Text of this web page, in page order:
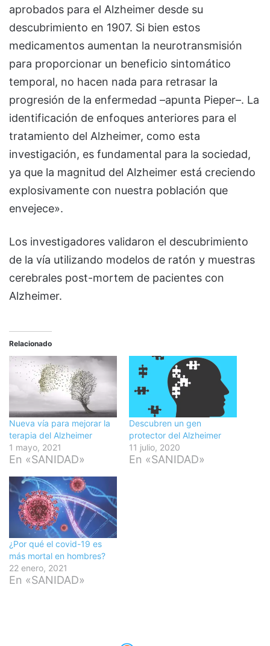
aprobados para el Alzheimer desde su
descubrimiento en 1907. Si bien estos
medicamentos aumentan la neurotransmisión
para proporcionar un beneficio sintomático
temporal, no hacen nada para retrasar la
progresión de la enfermedad –apunta Pieper–. La
identificación de enfoques anteriores para el
tratamiento del Alzheimer, como esta
investigación, es fundamental para la sociedad,
ya que la magnitud del Alzheimer está creciendo
explosivamente con nuestra población que
envejece».
Los investigadores validaron el descubrimiento
de la vía utilizando modelos de ratón y muestras
cerebrales post-mortem de pacientes con
Alzheimer.
Relacionado
Nueva vía para mejorar la
terapia del Alzheimer
1 mayo, 2021
En «SANIDAD»
Descubren un gen
protector del Alzheimer
11 julio, 2020
En «SANIDAD»
¿Por qué el covid-19 es
más mortal en hombres?
22 enero, 2021
En «SANIDAD»